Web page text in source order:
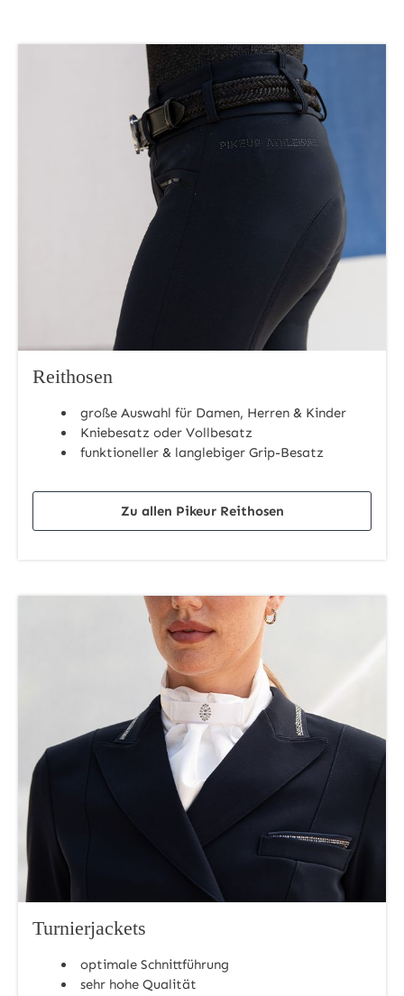
Reithosen
große Auswahl für Damen, Herren & Kinder
Kniebesatz oder Vollbesatz
funktioneller & langlebiger Grip-Besatz
Zu allen Pikeur Reithosen
Turnierjackets
optimale Schnittführung
sehr hohe Qualität